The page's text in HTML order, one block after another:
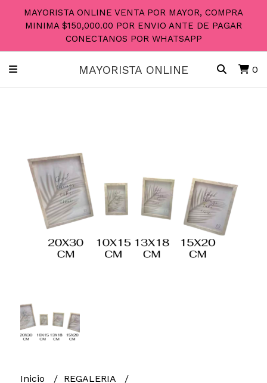
MAYORISTA ONLINE VENTA POR MAYOR, COMPRA
MINIMA $150,000.00 POR ENVIO ANTE DE PAGAR
CONECTANOS POR WHATSAPP
MAYORISTA ONLINE 0
Inicio
REGALERIA